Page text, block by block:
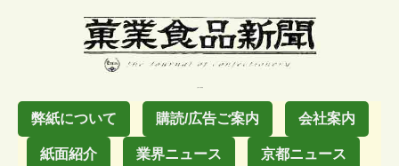
弊紙について 購読/広告ご案内 会社案内
紙面紹介 業界ニュース 京都ニュース